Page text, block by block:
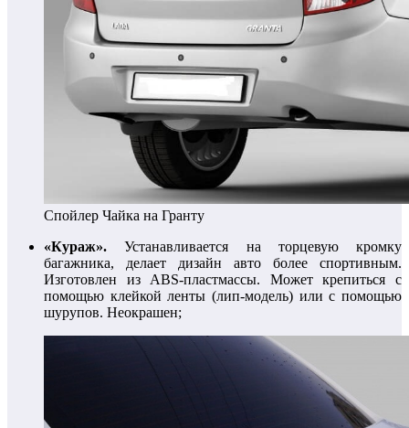
Спойлер Чайка на Гранту
«Кураж». Устанавливается на торцевую кромку
багажника, делает дизайн авто более спортивным.
Изготовлен из ABS-пластмассы. Может крепиться с
помощью клейкой ленты (лип-модель) или с помощью
шурупов. Неокрашен;